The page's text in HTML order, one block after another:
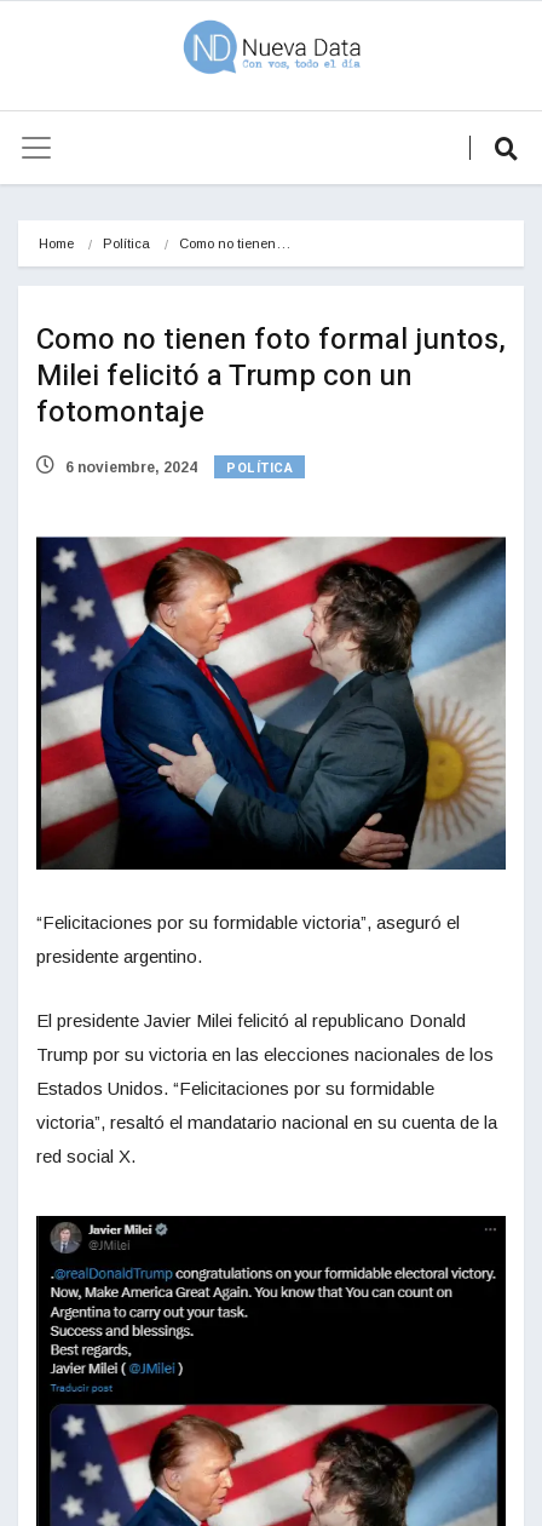
Home Política Como no tienen…
Como no tienen foto formal juntos,
Milei felicitó a Trump con un
fotomontaje
6 noviembre, 2024 POLÍTICA
“Felicitaciones por su formidable victoria”, aseguró el
presidente argentino.
El presidente Javier Milei felicitó al republicano Donald
Trump por su victoria en las elecciones nacionales de los
Estados Unidos. “Felicitaciones por su formidable
victoria”, resaltó el mandatario nacional en su cuenta de la
red social X.